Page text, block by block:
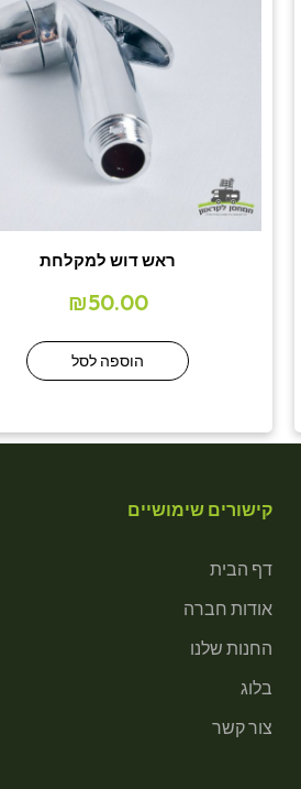
ראש דוש למקלחת
₪50.00
הוספה לסל
קישורים שימושיים
דף הבית
אודות חברה
החנות שלנו
בלוג
צור קשר